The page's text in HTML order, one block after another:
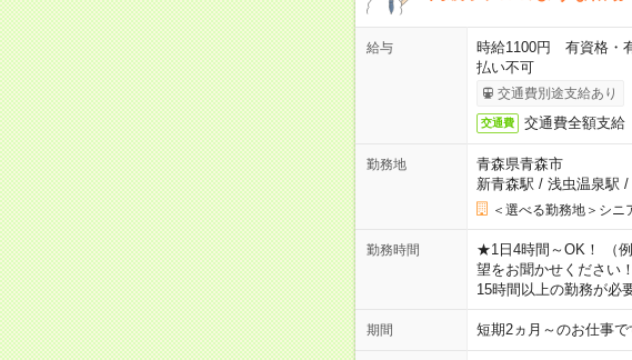
給与
時給1100円 有資格・
払い不可
交通費別途支給あり
交通費 交通費全額支
勤務地
青森県青森市
新青森駅 / 浅虫温泉駅 /
＜選べる勤務地＞シ
勤務時間
★1日4時間～OK！ （
望をお聞かせください
15時間以上の勤務が必
期間 短期2ヵ月～のお仕事